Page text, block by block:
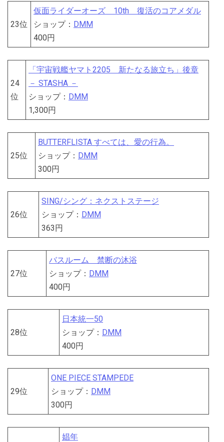
23位
仮面ライダーオーズ 10th 復活のコアメダル
ショップ： DMM
400円
24
位
「宇宙戦艦ヤマト2205 新たなる旅立ち」後章
－ STASHA －
ショップ： DMM
1,300円
25位
BUTTERFLISTA すべては、愛の行為。
ショップ： DMM
300円
26位
SING/シング：ネクストステージ
ショップ： DMM
363円
27位
バスルーム 禁断の沐浴
ショップ： DMM
400円
28位
日本統一50
ショップ： DMM
400円
29位
ONE PIECE STAMPEDE
ショップ： DMM
300円
娼年